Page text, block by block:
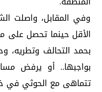
وفي المقابل، واصلت
الأقل حينما تحصل على
بحمد التحالف وتطريه،
بواجبها.. أو يرفض
تتماهى مع الحوثي في